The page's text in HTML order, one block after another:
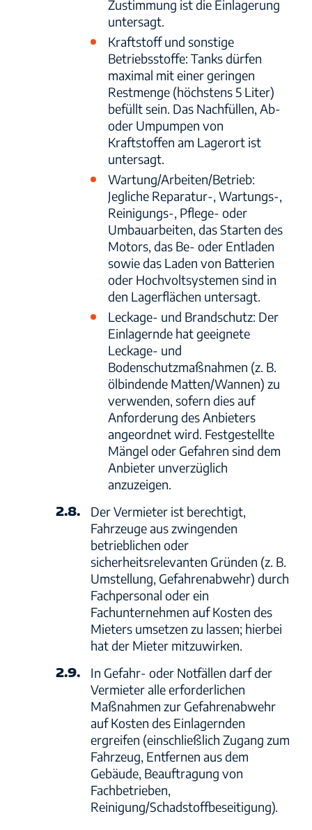
Zustimmung ist die Einlagerung
untersagt.
Kraftstoff und sonstige
Betriebsstoffe: Tanks dürfen
maximal mit einer geringen
Restmenge (höchstens 5 Liter)
befüllt sein. Das Nachfüllen, Ab-
oder Umpumpen von
Kraftstoffen am Lagerort ist
untersagt.
Wartung/Arbeiten/Betrieb:
Jegliche Reparatur-, Wartungs-,
Reinigungs-, Pflege- oder
Umbauarbeiten, das Starten des
Motors, das Be- oder Entladen
sowie das Laden von Batterien
oder Hochvoltsystemen sind in
den Lagerflächen untersagt.
Leckage- und Brandschutz: Der
Einlagernde hat geeignete
Leckage- und
Bodenschutzmaßnahmen (z. B.
ölbindende Matten/Wannen) zu
verwenden, sofern dies auf
Anforderung des Anbieters
angeordnet wird. Festgestellte
Mängel oder Gefahren sind dem
Anbieter unverzüglich
anzuzeigen.
2.8.
Der Vermieter ist berechtigt,
Fahrzeuge aus zwingenden
betrieblichen oder
sicherheitsrelevanten Gründen (z. B.
Umstellung, Gefahrenabwehr) durch
Fachpersonal oder ein
Fachunternehmen auf Kosten des
Mieters umsetzen zu lassen; hierbei
hat der Mieter mitzuwirken.
2.9.
In Gefahr- oder Notfällen darf der
Vermieter alle erforderlichen
Maßnahmen zur Gefahrenabwehr
auf Kosten des Einlagernden
ergreifen (einschließlich Zugang zum
Fahrzeug, Entfernen aus dem
Gebäude, Beauftragung von
Fachbetrieben,
Reinigung/Schadstoffbeseitigung).